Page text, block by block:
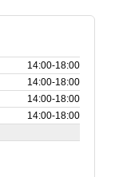
14:00‑18:00
14:00‑18:00
14:00‑18:00
14:00‑18:00